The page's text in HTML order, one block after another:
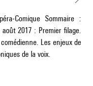
Comique Sommaire :
2017 : Premier filage.
Les enjeux de
de la voix.